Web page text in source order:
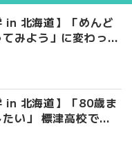
in 北海道】「めんど
みよう」に変わっ
れて走る、僕の泥
in 北海道】「80歳ま
い」 標津高校で踏
生き方